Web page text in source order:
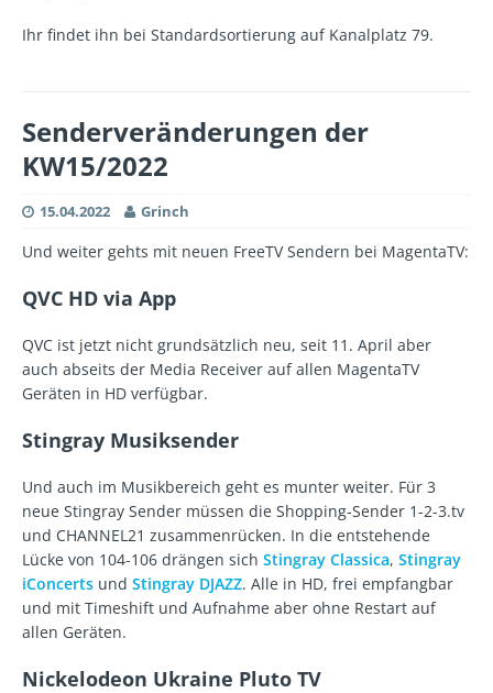
Ihr findet ihn bei Standardsortierung auf Kanalplatz 79.
Senderveränderungen der
KW15/2022
15.04.2022 Grinch
Und weiter gehts mit neuen FreeTV Sendern bei MagentaTV:
QVC HD via App
QVC ist jetzt nicht grundsätzlich neu, seit 11. April aber
auch abseits der Media Receiver auf allen MagentaTV
Geräten in HD verfügbar.
Stingray Musiksender
Und auch im Musikbereich geht es munter weiter. Für 3
neue Stingray Sender müssen die Shopping-Sender 1-2-3.tv
und CHANNEL21 zusammenrücken. In die entstehende
Lücke von 104-106 drängen sich Stingray Classica, Stingray
iConcerts und Stingray DJAZZ. Alle in HD, frei empfangbar
und mit Timeshift und Aufnahme aber ohne Restart auf
allen Geräten.
Nickelodeon Ukraine Pluto TV